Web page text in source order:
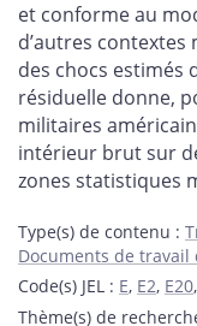
et conforme au
d’autres contextes
des chocs estimés
résiduelle donne,
militaires
intérieur brut sur
zones statistiques
Type(s) de contenu :
Documents de travail
Code(s) JEL : E, E2, E20,
Thème(s) de